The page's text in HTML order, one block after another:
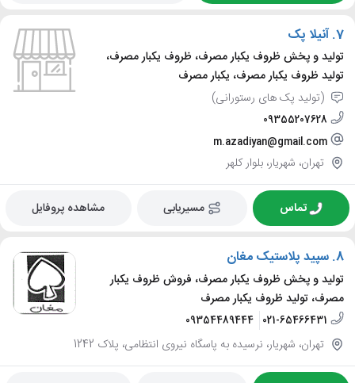
7. آنیلا پک
تولید و پخش ظروف یکبار مصرف، ظروف یکبار مصرف،
تولید ظروف یکبار مصرف، یکبار مصرف
(تولید پک های رستورانی)
09355207628
m.azadiyan@gmail.com
تهران، شهریار، بلوار کلهر
تماس مسیریابی مشاهده پروفایل
8. سپید پلاستیک مغان
تولید و پخش ظروف یکبار مصرف، فروش ظروف یکبار
مصرف، تولید ظروف یکبار مصرف
021-65466431
09354489444
تهران، شهریار، نرسیده به پاسگاه نیروی انتظامی، پلاک 1242